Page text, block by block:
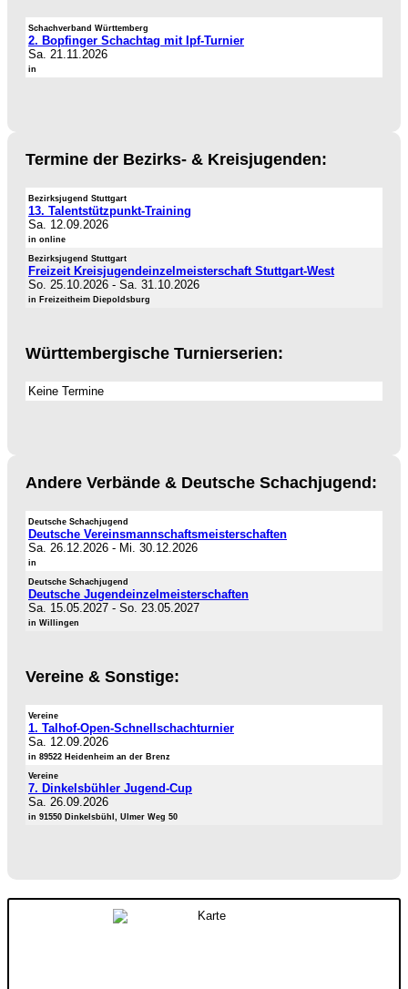
Schachverband Württemberg
2. Bopfinger Schachtag mit Ipf-Turnier
Sa. 21.11.2026
in
Termine der Bezirks- & Kreisjugenden:
Bezirksjugend Stuttgart
13. Talentstützpunkt-Training
Sa. 12.09.2026
in online
Bezirksjugend Stuttgart
Freizeit Kreisjugendeinzelmeisterschaft Stuttgart-West
So. 25.10.2026 - Sa. 31.10.2026
in Freizeitheim Diepoldsburg
Württembergische Turnierserien:
Keine Termine
Andere Verbände & Deutsche Schachjugend:
Deutsche Schachjugend
Deutsche Vereinsmannschaftsmeisterschaften
Sa. 26.12.2026 - Mi. 30.12.2026
in
Deutsche Schachjugend
Deutsche Jugendeinzelmeisterschaften
Sa. 15.05.2027 - So. 23.05.2027
in Willingen
Vereine & Sonstige:
Vereine
1. Talhof-Open-Schnellschachturnier
Sa. 12.09.2026
in 89522 Heidenheim an der Brenz
Vereine
7. Dinkelsbühler Jugend-Cup
Sa. 26.09.2026
in 91550 Dinkelsbühl, Ulmer Weg 50